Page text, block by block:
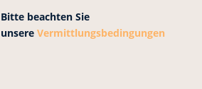
Bitte beachten Sie
unsere Vermittlungsbedingungen